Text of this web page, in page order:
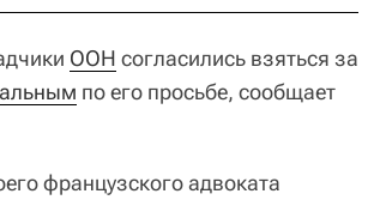
ООН согласились взяться за
по его просьбе, сообщает
французского адвоката